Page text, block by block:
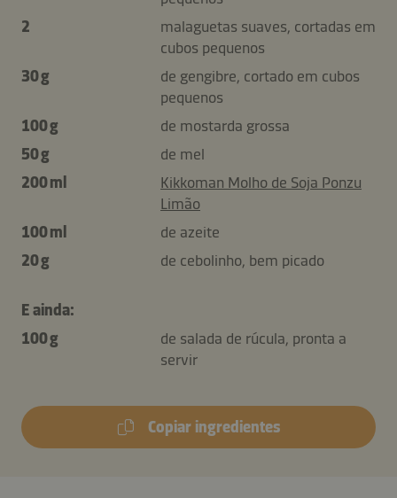
2
malaguetas suaves, cortadas em
cubos pequenos
30 g
de gengibre, cortado em cubos
pequenos
100 g
de mostarda grossa
50 g
de mel
200 ml
Kikkoman Molho de Soja Ponzu
Limão
100 ml
de azeite
20 g
de cebolinho, bem picado
E ainda:
100 g
de salada de rúcula, pronta a
servir
Copiar ingredientes